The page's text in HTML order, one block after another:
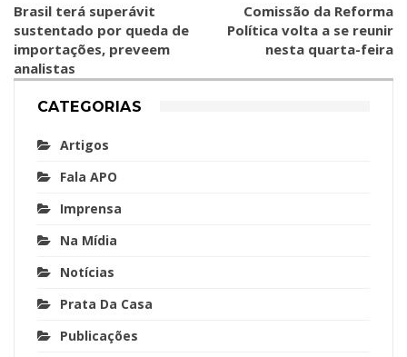
Brasil terá superávit
sustentado por queda de
importações, preveem
analistas
Comissão da Reforma
Política volta a se reunir
nesta quarta-feira
CATEGORIAS
Artigos
Fala APO
Imprensa
Na Mídia
Notícias
Prata Da Casa
Publicações